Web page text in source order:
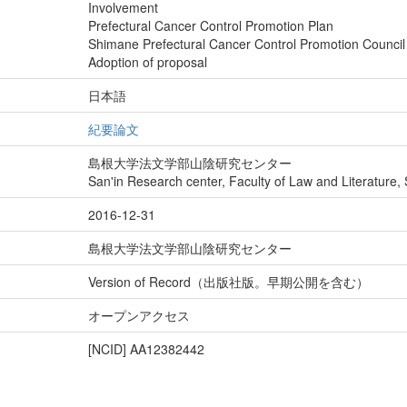
Involvement
Prefectural Cancer Control Promotion Plan
Shimane Prefectural Cancer Control Promotion Council
Adoption of proposal
日本語
紀要論文
島根大学法文学部山陰研究センター
San'in Research center, Faculty of Law and Literature,
2016-12-31
島根大学法文学部山陰研究センター
Version of Record（出版社版。早期公開を含む）
オープンアクセス
[NCID] AA12382442